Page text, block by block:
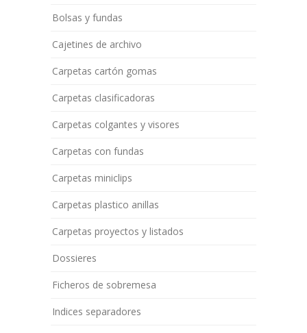
Bolsas y fundas
Cajetines de archivo
Carpetas cartón gomas
Carpetas clasificadoras
Carpetas colgantes y visores
Carpetas con fundas
Carpetas miniclips
Carpetas plastico anillas
Carpetas proyectos y listados
Dossieres
Ficheros de sobremesa
Indices separadores